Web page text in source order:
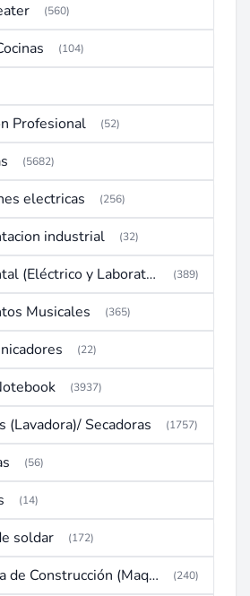
(560)
(104)
Profesional (52)
(5682)
electricas (256)
industrial (32)
Instrumental (Eléctrico y Laboratorio) (389)
Musicales (365)
(22)
(3937)
(Lavadora)/ Secadoras (1757)
(56)
(14)
soldar (172)
Maquinaria de Construcción (Maquinaria Pesada) (240)